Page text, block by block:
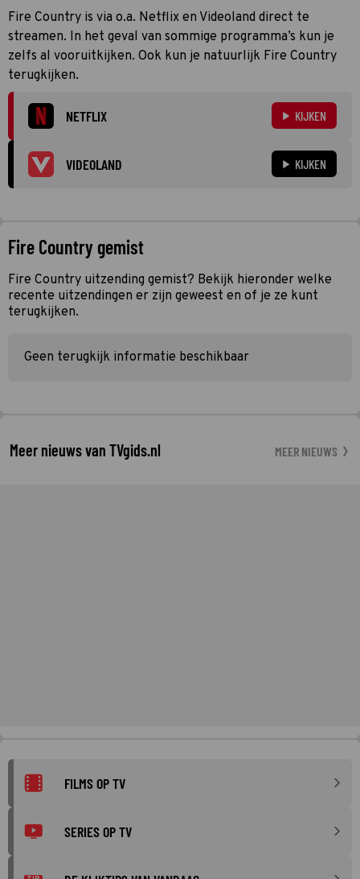
Fire Country is via o.a. Netflix en Videoland direct te
streamen. In het geval van sommige programma’s kun je
zelfs al vooruitkijken. Ook kun je natuurlijk Fire Country
terugkijken.
NETFLIX KIJKEN
VIDEOLAND KIJKEN
Fire Country gemist
Fire Country uitzending gemist? Bekijk hieronder welke
recente uitzendingen er zijn geweest en of je ze kunt
terugkijken.
Geen terugkijk informatie beschikbaar
Meer nieuws van TVgids.nl MEER NIEUWS
FILMS OP TV
SERIES OP TV